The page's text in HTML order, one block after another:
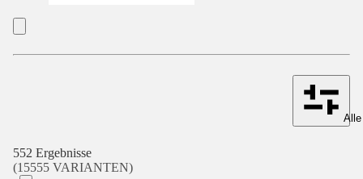
552 Ergebnisse
(15555 VARIANTEN)